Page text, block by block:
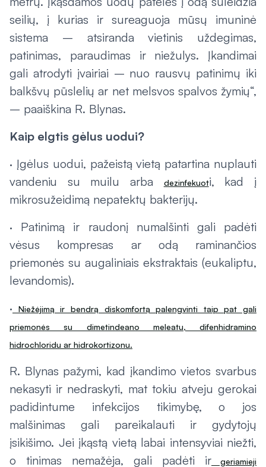
seilių, į kurias ir sureaguoja mūsų imuninė
sistema – atsiranda vietinis uždegimas,
patinimas, paraudimas ir niežulys. Įkandimai
gali atrodyti įvairiai – nuo rausvų patinimų iki
balkšvų pūslelių ar net melsvos spalvos žymių“,
– paaiškina R. Blynas.
Kaip elgtis gėlus uodui?
· Įgėlus uodui, pažeistą vietą patartina nuplauti
vandeniu su muilu arba
dezinfekuoti, kad į
mikrosužeidimą nepatektų bakterijų.
· Patinimą ir raudonį numalšinti gali padėti
vėsus kompresas ar odą raminančios
priemonės su augaliniais ekstraktais (eukaliptu,
levandomis).
· Niežėjimą ir bendrą diskomfortą palengvinti taip pat gali
priemonės su dimetindeano meleatu, difenhidramino
hidrochloridu ar hidrokortizonu.
R. Blynas pažymi, kad įkandimo vietos svarbus
nekasyti ir nedraskyti, mat tokiu atveju gerokai
padidintume infekcijos tikimybę, o jos
malšinimas gali pareikalauti ir gydytojų
įsikišimo. Jei įkąstą vietą labai intensyviai niežti,
o tinimas nemažėja, gali padėti ir geriamieji